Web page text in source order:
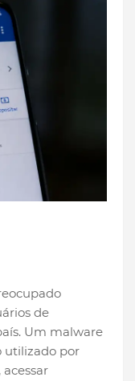
de
Um malware
utilizado por